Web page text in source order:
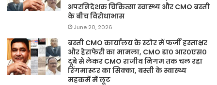
अपरनिदेशक चिकित्सा स्वास्थ्य और CMO बस्ती
के बीच विरोधाभास
June 20, 2026
बस्ती CMO कार्यालय के स्टोर में फर्जी हस्ताक्षर
और हेराफेरी का मामला, CMO डा० आर०एस०
दूबे से लेकर CMO राजीव निगम तक चल रहा
रिंगमास्टर का सिक्का, बस्ती के स्वास्थ्य
महकमें में लूट